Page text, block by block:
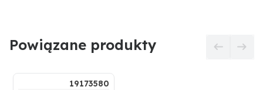
Powiązane produkty
19173580